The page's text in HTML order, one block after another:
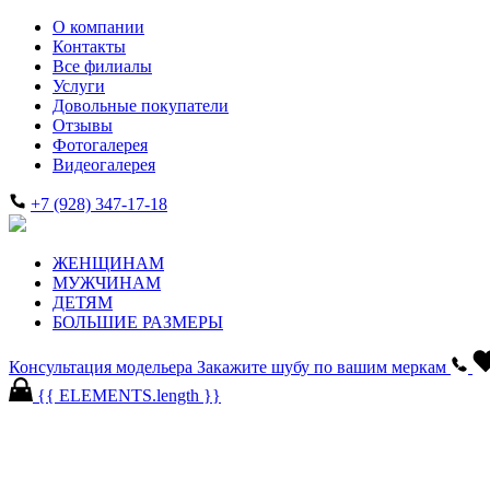
О компании
Контакты
Все филиалы
Услуги
Довольные покупатели
Отзывы
Фотогалерея
Видеогалерея
+7 (928) 347-17-18
ЖЕНЩИНАМ
МУЖЧИНАМ
ДЕТЯМ
БОЛЬШИЕ РАЗМЕРЫ
Консультация модельера Закажите шубу по вашим меркам
{{ ELEMENTS.length }}